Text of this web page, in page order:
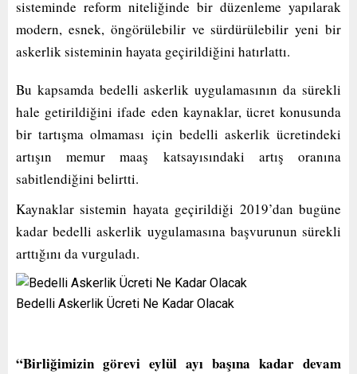
sisteminde reform niteliğinde bir düzenleme yapılarak
modern, esnek, öngörülebilir ve sürdürülebilir yeni bir
askerlik sisteminin hayata geçirildiğini hatırlattı.
Bu kapsamda bedelli askerlik uygulamasının da sürekli
hale getirildiğini ifade eden kaynaklar, ücret konusunda
bir tartışma olmaması için bedelli askerlik ücretindeki
artışın memur maaş katsayısındaki artış oranına
sabitlendiğini belirtti.
Kaynaklar sistemin hayata geçirildiği 2019’dan bugüne
kadar bedelli askerlik uygulamasına başvurunun sürekli
arttığını da vurguladı.
Bedelli Askerlik Ücreti Ne Kadar Olacak
“Birliğimizin görevi eylül ayı başına kadar devam